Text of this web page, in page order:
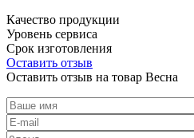
Качество продукции
Уровень сервиса
Срок изготовления
Оставить отзыв
Оставить отзыв на товар Весна